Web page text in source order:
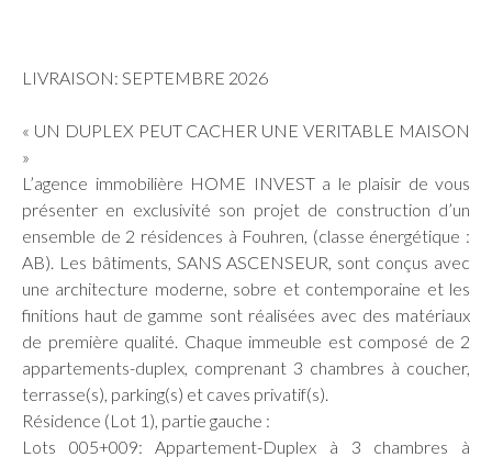
LIVRAISON: SEPTEMBRE 2026
« UN DUPLEX PEUT CACHER UNE VERITABLE MAISON
»
L’agence immobilière HOME INVEST a le plaisir de vous
présenter en exclusivité son projet de construction d’un
ensemble de 2 résidences à Fouhren, (classe énergétique :
AB). Les bâtiments, SANS ASCENSEUR, sont conçus avec
une architecture moderne, sobre et contemporaine et les
finitions haut de gamme sont réalisées avec des matériaux
de première qualité. Chaque immeuble est composé de 2
appartements-duplex, comprenant 3 chambres à coucher,
terrasse(s), parking(s) et caves privatif(s).
Résidence (Lot 1), partie gauche :
Lots 005+009: Appartement-Duplex à 3 chambres à